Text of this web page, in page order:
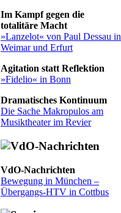
Im Kampf gegen die
totalitäre Macht
»Lanzelot« von Paul Dessau in
Weimar und Erfurt
Agitation statt Reflektion
»Fidelio« in Bonn
Dramatisches Kontinuum
Die Sache Makropulos am
Musiktheater im Revier
VdO-Nachrichten
Bewegung in München –
Übergangs-HTV in Cottbus